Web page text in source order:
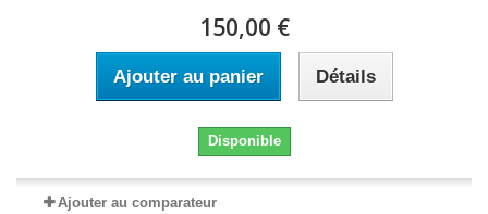
150,00 €
Ajouter au panier Détails
Disponible
Ajouter au comparateur